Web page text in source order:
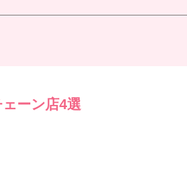
ーン店4選